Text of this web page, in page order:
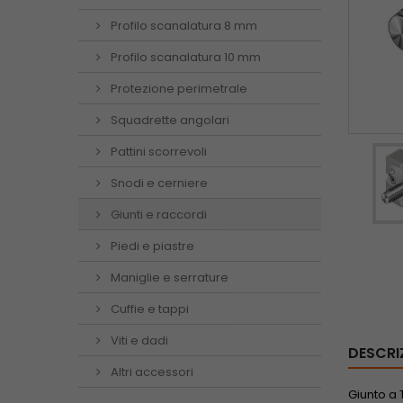
Profilo scanalatura 8 mm
Profilo scanalatura 10 mm
Protezione perimetrale
Squadrette angolari
Pattini scorrevoli
Snodi e cerniere
Giunti e raccordi
Piedi e piastre
Maniglie e serrature
Cuffie e tappi
Viti e dadi
Altri accessori
Giunto a